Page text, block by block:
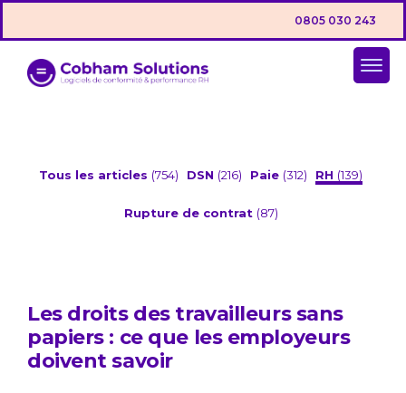
0805 030 243
Tous les articles (754) DSN (216) Paie (312) RH (139)
Rupture de contrat (87)
Les droits des travailleurs sans
papiers : ce que les employeurs
doivent savoir